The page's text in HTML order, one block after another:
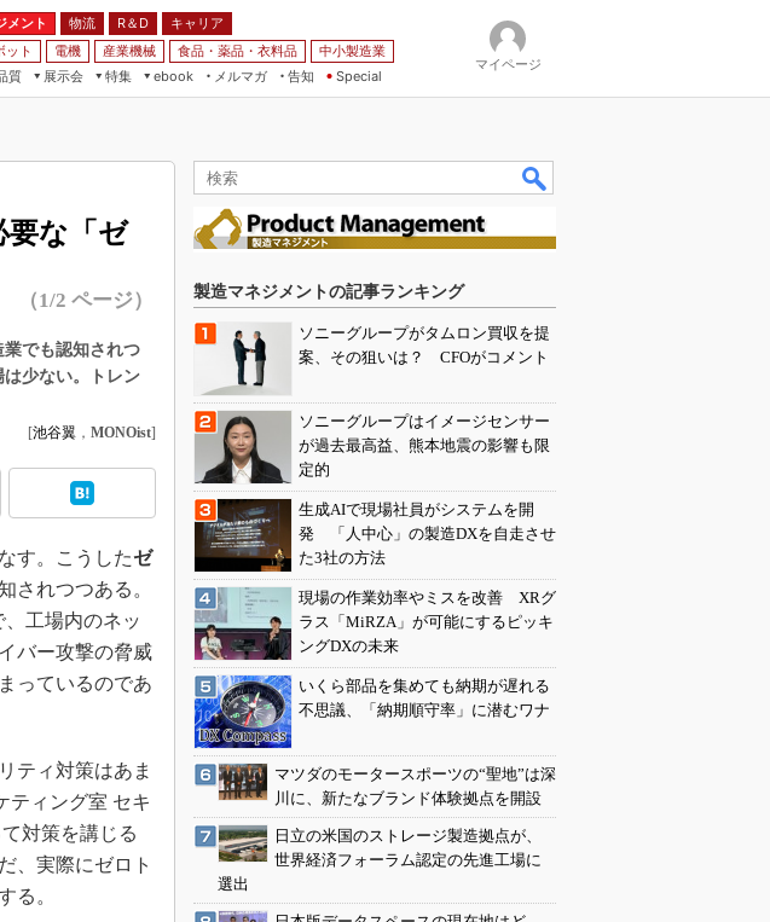
メント 物流 R＆D
キャリア
ット 電機 産業機械 食品・薬品・衣料品
中小製造業
質
展示会
特集
ebook
メルマガ
告知 Special
マイページ
要な「ゼ
（1/2 ページ）
でも認知されつ
少ない。トレン
[池谷翼 ， MONOist]
す。こうしたゼ
されつつある。
工場内のネッ
バー攻撃の脅威
っているのであ
ティ対策はあま
ティング室 セキ
対策を講じる
、実際にゼロト
る。
製造マネジメントの記事ランキング
ソニーグループがタムロン買収を提
案、その狙いは？ CFOがコメント
ソニーグループはイメージセンサー
が過去最高益、熊本地震の影響も限
定的
生成AIで現場社員がシステムを開
発 「人中心」の製造DXを自走させ
た3社の方法
現場の作業効率やミスを改善 XRグ
ラス「MiRZA」が可能にするピッキ
ングDXの未来
いくら部品を集めても納期が遅れる
不思議、「納期順守率」に潜むワナ
マツダのモータースポーツの“聖地”は深
川に、新たなブランド体験拠点を開設
日立の米国のストレージ製造拠点が、
世界経済フォーラム認定の先進工場に
選出